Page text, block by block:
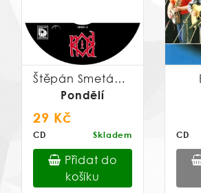
Štěpán Smetáček
Pondělí
29 Kč
CD Skladem
Přidat do
košíku
CD